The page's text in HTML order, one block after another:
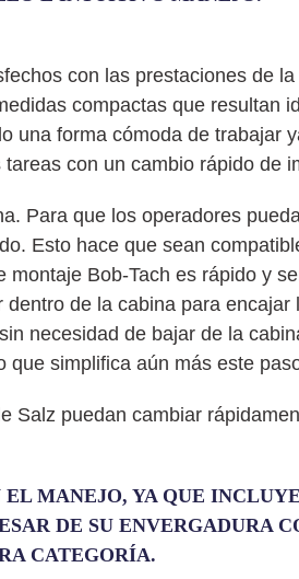
con las prestaciones de
compactas que resultan
una forma cómoda de trabajar
con un cambio rápido de
Para que los operadores
Esto hace que sean
Bob-Tach es rápido y
de la cabina para encajar
necesidad de bajar de la
simplifica aún más este
Salz puedan cambiar
MANEJO, YA QUE
DE SU ENVERGADURA
CATEGORÍA.